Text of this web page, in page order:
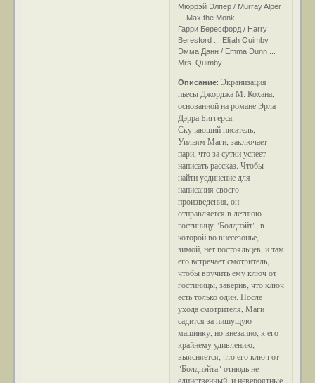
Мюррэй Элпер / Murray Alper
... Max the Monk
Гарри Бересфорд / Harry
Beresford ... Elijah Quimby
Эмма Данн / Emma Dunn ...
Mrs. Quimby
Описание:Экранизация
пьесы Джорджа М. Кохана,
основанной на романе Эрла
Дэрра Биггерса.
Скучающий писатель,
Уильям Маги, заключает
пари, что за сутки успеет
написать рассказ. Чтобы
найти уединение для
написания своего
произведения, он
отправляется в летнюю
гостиницу "Болдпэйт", в
которой во внесезонье,
зимой, нет постояльцев, и там
его встречает смотритель,
чтобы вручить ему ключ от
гостиницы, заверив, что ключ
есть только один. После
ухода смотрителя, Маги
садится за пишущую
машинку, но внезапно, к его
крайнему удивлению,
выясняется, что его ключ от
"Болдпэйта" отнюдь не
единственный, и невероятные